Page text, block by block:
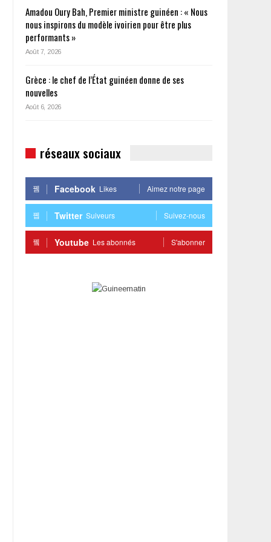
Amadou Oury Bah, Premier ministre guinéen : « Nous
nous inspirons du modèle ivoirien pour être plus
performants »
Août 7, 2026
Grèce : le chef de l’État guinéen donne de ses
nouvelles
Août 6, 2026
réseaux sociaux
Facebook Likes Aimez notre page
Twitter Suiveurs Suivez-nous
Youtube Les abonnés S'abonner